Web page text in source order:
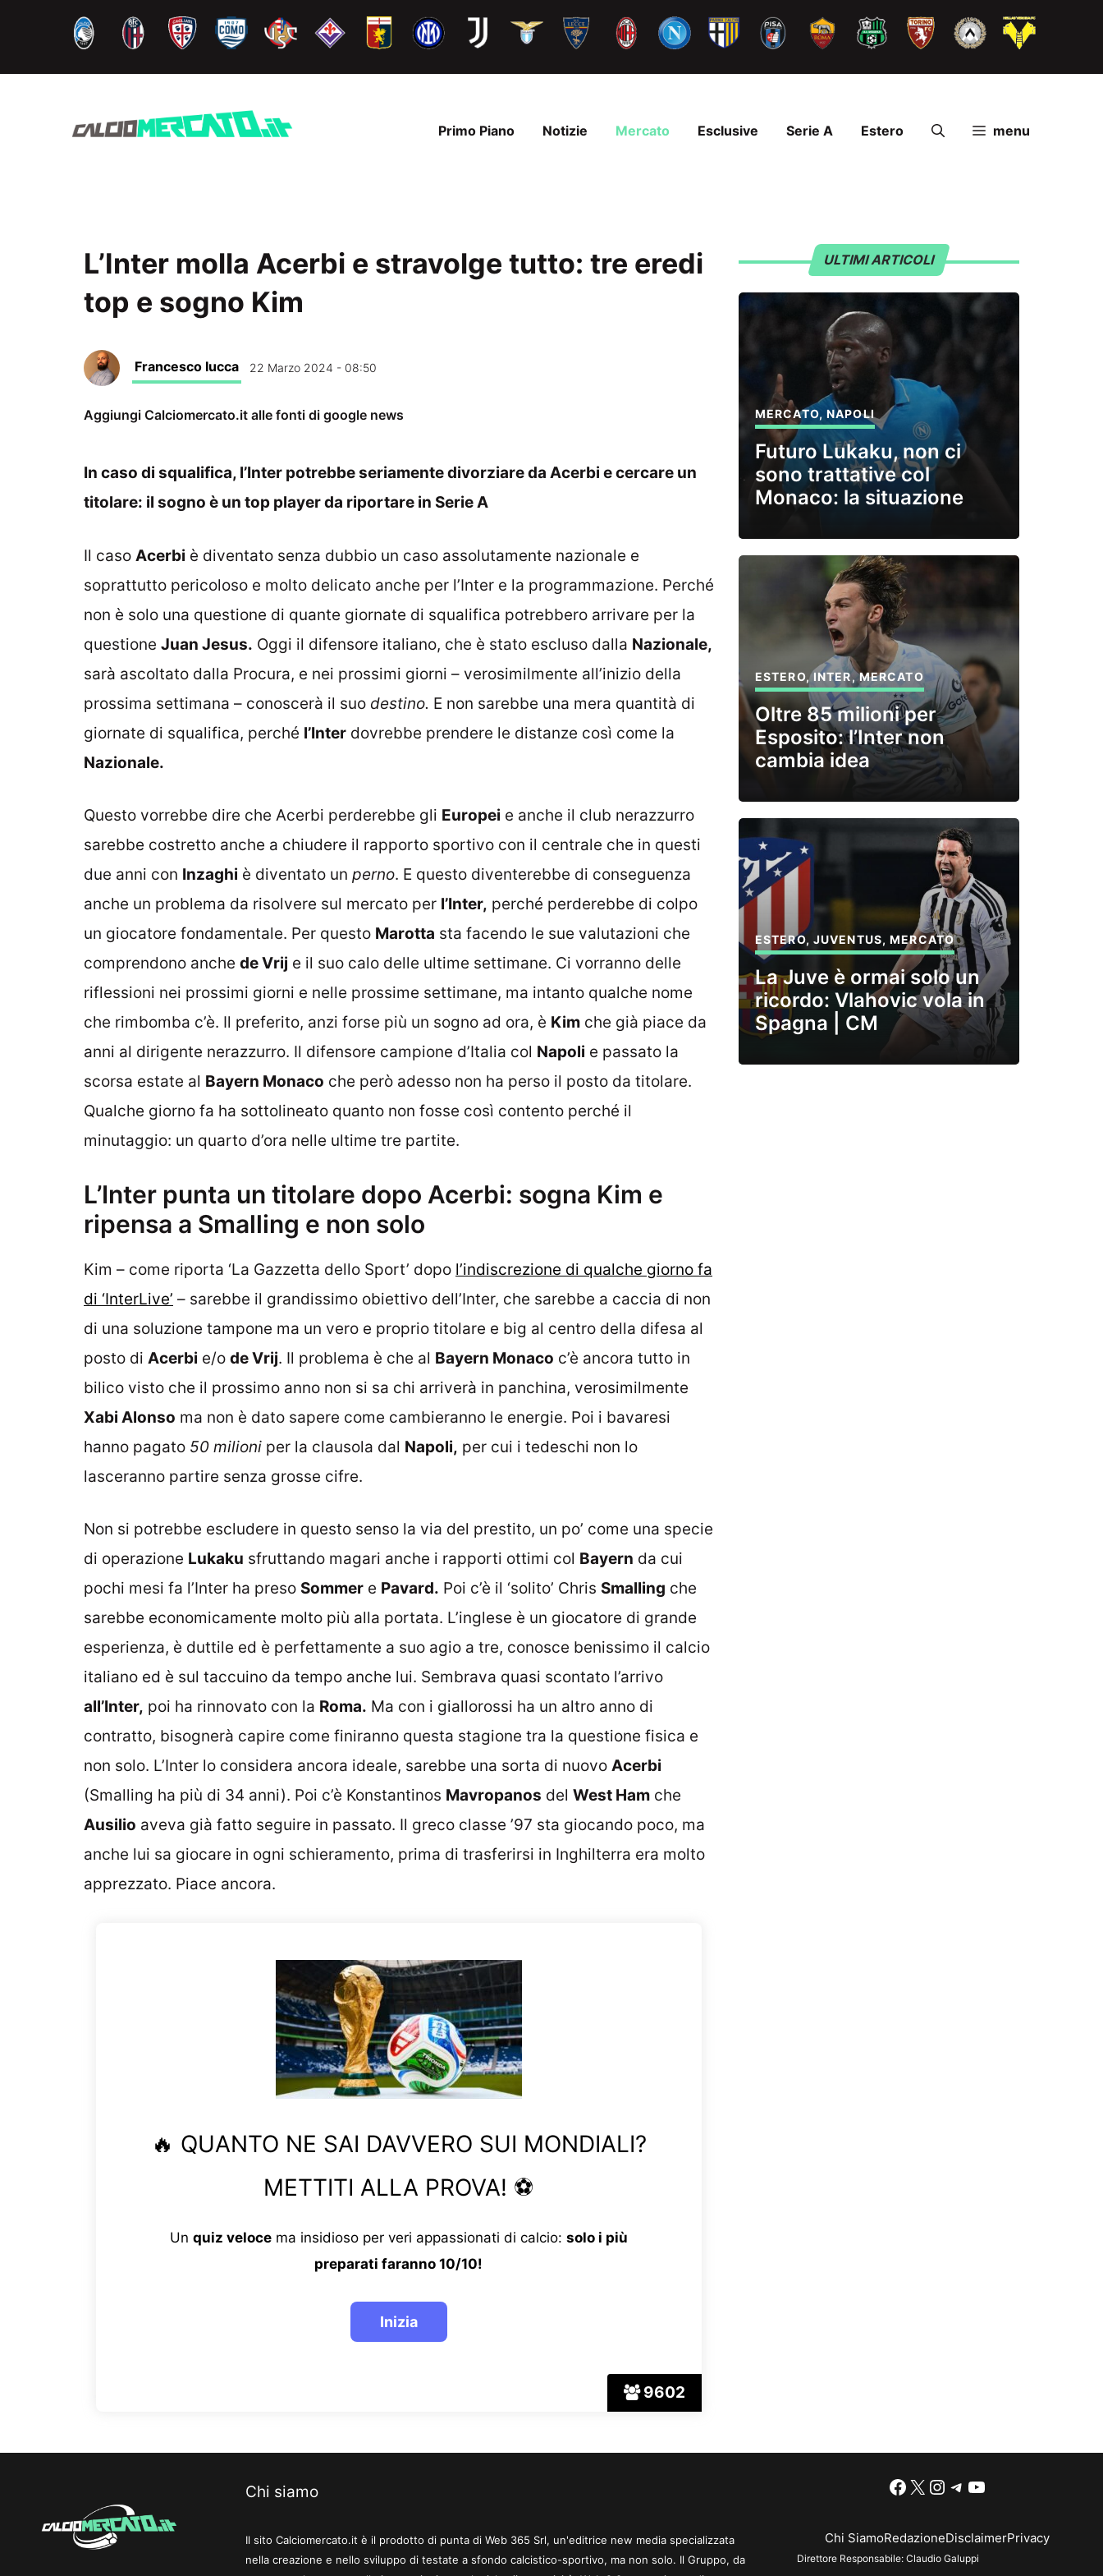
contenuto
Primo Piano Notizie Mercato Esclusive Serie A Estero menu
L’Inter molla Acerbi e stravolge tutto: tre eredi
top e sogno Kim
Francesco Iucca 22 Marzo 2024 - 08:50
Aggiungi Calciomercato.it alle fonti di google news
In caso di squalifica, l’Inter potrebbe seriamente divorziare da Acerbi e cercare un
titolare: il sogno è un top player da riportare in Serie A
Il caso Acerbi è diventato senza dubbio un caso assolutamente nazionale e
soprattutto pericoloso e molto delicato anche per l’Inter e la programmazione. Perché
non è solo una questione di quante giornate di squalifica potrebbero arrivare per la
questione Juan Jesus. Oggi il difensore italiano, che è stato escluso dalla Nazionale,
sarà ascoltato dalla Procura, e nei prossimi giorni – verosimilmente all’inizio della
prossima settimana – conoscerà il suo destino. E non sarebbe una mera quantità di
giornate di squalifica, perché l’Inter dovrebbe prendere le distanze così come la
Nazionale.
Questo vorrebbe dire che Acerbi perderebbe gli Europei e anche il club nerazzurro
sarebbe costretto anche a chiudere il rapporto sportivo con il centrale che in questi
due anni con Inzaghi è diventato un perno. E questo diventerebbe di conseguenza
anche un problema da risolvere sul mercato per l’Inter, perché perderebbe di colpo
un giocatore fondamentale. Per questo Marotta sta facendo le sue valutazioni che
comprendono anche de Vrij e il suo calo delle ultime settimane. Ci vorranno delle
riflessioni nei prossimi giorni e nelle prossime settimane, ma intanto qualche nome
che rimbomba c’è. Il preferito, anzi forse più un sogno ad ora, è Kim che già piace da
anni al dirigente nerazzurro. Il difensore campione d’Italia col Napoli e passato la
scorsa estate al Bayern Monaco che però adesso non ha perso il posto da titolare.
Qualche giorno fa ha sottolineato quanto non fosse così contento perché il
minutaggio: un quarto d’ora nelle ultime tre partite.
L’Inter punta un titolare dopo Acerbi: sogna Kim e
ripensa a Smalling e non solo
Kim – come riporta ‘La Gazzetta dello Sport’ dopo l’indiscrezione di qualche giorno fa
di ‘InterLive’ – sarebbe il grandissimo obiettivo dell’Inter, che sarebbe a caccia di non
di una soluzione tampone ma un vero e proprio titolare e big al centro della difesa al
posto di Acerbi e/o de Vrij. Il problema è che al Bayern Monaco c’è ancora tutto in
bilico visto che il prossimo anno non si sa chi arriverà in panchina, verosimilmente
Xabi Alonso ma non è dato sapere come cambieranno le energie. Poi i bavaresi
hanno pagato 50 milioni per la clausola dal Napoli, per cui i tedeschi non lo
lasceranno partire senza grosse cifre.
Non si potrebbe escludere in questo senso la via del prestito, un po’ come una specie
di operazione Lukaku sfruttando magari anche i rapporti ottimi col Bayern da cui
pochi mesi fa l’Inter ha preso Sommer e Pavard. Poi c’è il ‘solito’ Chris Smalling che
sarebbe economicamente molto più alla portata. L’inglese è un giocatore di grande
esperienza, è duttile ed è perfettamente a suo agio a tre, conosce benissimo il calcio
italiano ed è sul taccuino da tempo anche lui. Sembrava quasi scontato l’arrivo
all’Inter, poi ha rinnovato con la Roma. Ma con i giallorossi ha un altro anno di
contratto, bisognerà capire come finiranno questa stagione tra la questione fisica e
non solo. L’Inter lo considera ancora ideale, sarebbe una sorta di nuovo Acerbi
(Smalling ha più di 34 anni). Poi c’è Konstantinos Mavropanos del West Ham che
Ausilio aveva già fatto seguire in passato. Il greco classe ’97 sta giocando poco, ma
anche lui sa giocare in ogni schieramento, prima di trasferirsi in Inghilterra era molto
apprezzato. Piace ancora.
9602
🔥 QUANTO NE SAI DAVVERO SUI MONDIALI?
METTITI ALLA PROVA! ⚽
Un quiz velocema insidioso per veri appassionati di calcio: solo i più
preparati faranno 10/10!
ULTIMI ARTICOLI
MERCATO,NAPOLI
Futuro Lukaku, non ci
sono trattative col
Monaco: la situazione
ESTERO,INTER,MERCATO
Oltre 85 milioni per
Esposito: l’Inter non
cambia idea
ESTERO, JUVENTUS,MERCATO
La Juve è ormai solo un
ricordo: Vlahovic vola in
Spagna | CM
Chi siamo
Il sito Calciomercato.it è il prodotto di punta di Web 365 Srl, un'editrice new media specializzata
nella creazione e nello sviluppo di testate a sfondo calcistico-sportivo, ma non solo. Il Gruppo, da
Facebook
X Instagram
Telegram
YouTube
Chi SiamoRedazioneDisclaimerPrivacy
Direttore Responsabile: Claudio Galuppi